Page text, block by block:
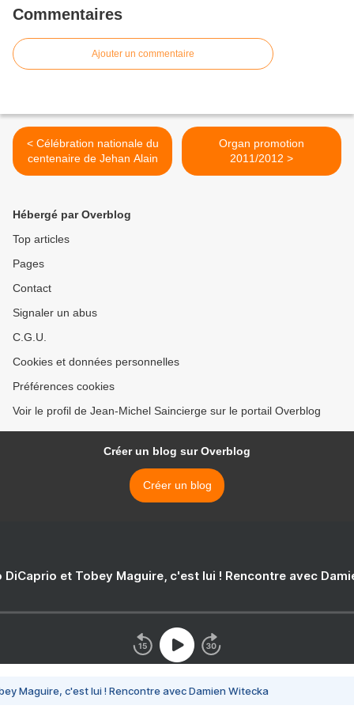
Commentaires
Ajouter un commentaire
< Célébration nationale du
centenaire de Jehan Alain
Organ promotion
2011/2012 >
Hébergé par Overblog
Top articles
Pages
Contact
Signaler un abus
C.G.U.
Cookies et données personnelles
Préférences cookies
Voir le profil de Jean-Michel Saincierge sur le portail Overblog
Créer un blog sur Overblog
Créer un blog
DiCaprio et Tobey Maguire, c'est lui ! Rencontre avec
Maguire, c'est lui ! Rencontre avec Damien Witecka